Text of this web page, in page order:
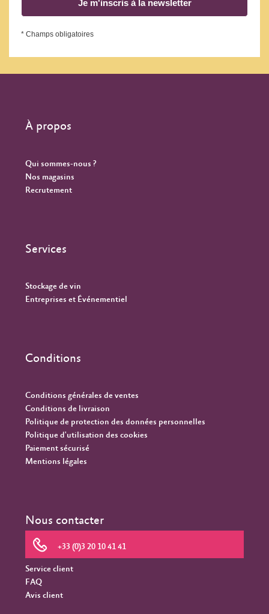
Je m'inscris à la newsletter
* Champs obligatoires
À propos
Qui sommes-nous ?
Nos magasins
Recrutement
Services
Stockage de vin
Entreprises et Événementiel
Conditions
Conditions générales de ventes
Conditions de livraison
Politique de protection des données personnelles
Politique d'utilisation des cookies
Paiement sécurisé
Mentions légales
Nous contacter
+33 (0)3 20 10 41 41
Service client
FAQ
Avis client